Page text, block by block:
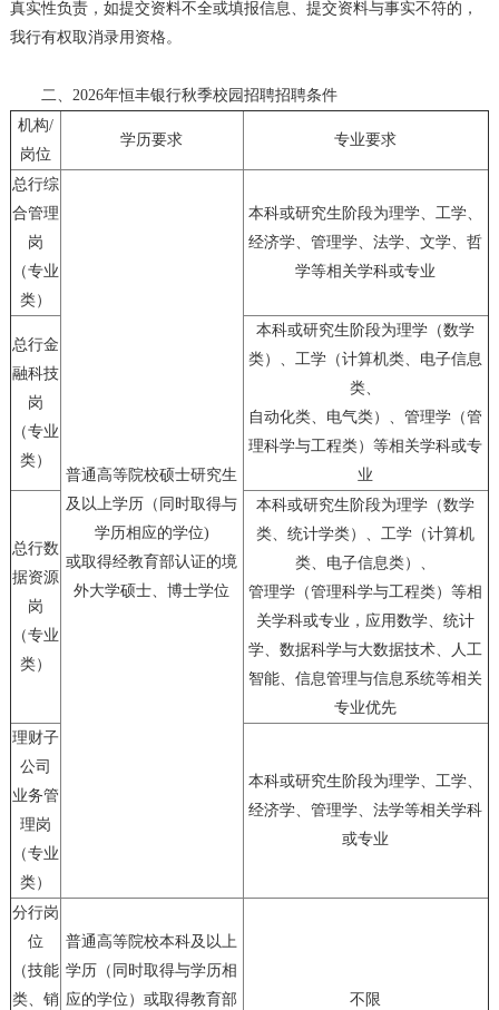
真实性负责，如提交资料不全或填报信息、提交资料与事实不符的，
我行有权取消录用资格。
二、2026年恒丰银行秋季校园招聘招聘条件
机构/
岗位
学历要求 专业要求
总行综
合管理
岗
（专业
类）
普通高等院校硕士研究生
及以上学历（同时取得与
学历相应的学位)
或取得经教育部认证的境
外大学硕士、博士学位
本科或研究生阶段为理学、工学、
经济学、管理学、法学、文学、哲
学等相关学科或专业
总行金
融科技
岗
（专业
类）
本科或研究生阶段为理学（数学
类）、工学（计算机类、电子信息
类、
自动化类、电气类）、管理学（管
理科学与工程类）等相关学科或专
业
总行数
据资源
岗
（专业
类）
本科或研究生阶段为理学（数学
类、统计学类）、工学（计算机
类、电子信息类）、
管理学（管理科学与工程类）等相
关学科或专业，应用数学、统计
学、数据科学与大数据技术、人工
智能、信息管理与信息系统等相关
专业优先
理财子
公司
业务管
理岗
（专业
类）
本科或研究生阶段为理学、工学、
经济学、管理学、法学等相关学科
或专业
分行岗
位
（技能
类、销
普通高等院校本科及以上
学历（同时取得与学历相
应的学位）或取得教育部
不限